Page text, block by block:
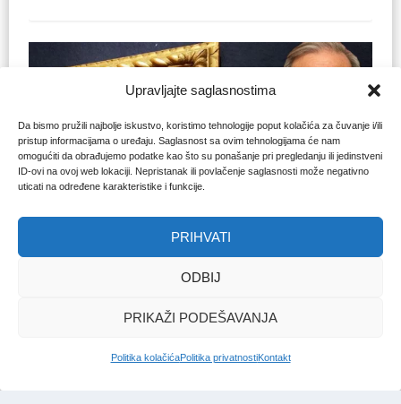
Upravljajte saglasnostima
Da bismo pružili najbolje iskustvo, koristimo tehnologije poput kolačića za čuvanje i/ili
pristup informacijama o uređaju. Saglasnost sa ovim tehnologijama će nam
omogućiti da obrađujemo podatke kao što su ponašanje pri pregledanju ili jedinstveni
ID-ovi na ovoj web lokaciji. Nepristanak ili povlačenje saglasnosti može negativno
uticati na određene karakteristike i funkcije.
PRIHVATI
ODBIJ
PRIKAŽI PODEŠAVANJA
Politika kolačićaPolitika privatnostiKontakt
ARHITEKTA OSMANSKOG CARSTVA
Nova biografija Sultana
Mehmeda Fatiha